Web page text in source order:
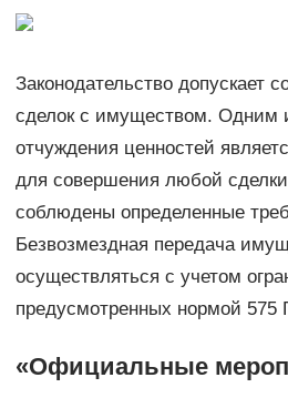
Законодательство допускает
сделок с имуществом. Одним
отчуждения ценностей
для совершения любой
соблюдены определенные
Безвозмездная передача
осуществляться с учетом
предусмотренных нормой 575
«Официальные